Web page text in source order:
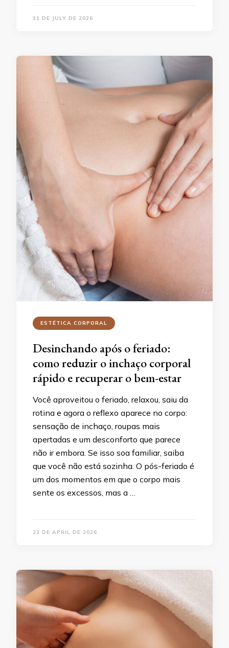
31 DE JULY DE 2026
ESTÉTICA CORPORAL
Desinchando após o feriado:
como reduzir o inchaço corporal
rápido e recuperar o bem-estar
Você aproveitou o feriado, relaxou, saiu da
rotina e agora o reflexo aparece no corpo:
sensação de inchaço, roupas mais
apertadas e um desconforto que parece
não ir embora. Se isso soa familiar, saiba
que você não está sozinha. O pós-feriado é
um dos momentos em que o corpo mais
sente os excessos, mas a …
22 DE APRIL DE 2026